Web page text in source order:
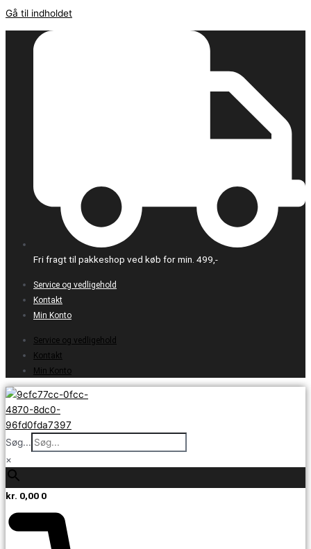
Gå til indholdet
Fri fragt til pakkeshop ved køb for min. 499,-
Service og vedligehold
Kontakt
Min Konto
Service og vedligehold
Kontakt
Min Konto
Søg...
×
kr. 0,00 0